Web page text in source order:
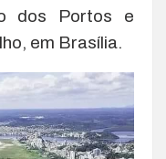
dos Portos e
em Brasília.